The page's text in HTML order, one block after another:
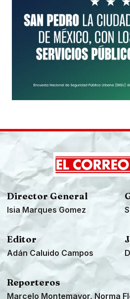
Director General
Isia Marques Gomez
Editor
Adán Caluido Campos
Reporteros
Marcelo Montemayor, Norma